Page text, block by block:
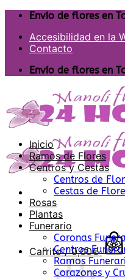
Saltar
contenido
Envío de flores en
Accesibilidad en la
Contacto
Envío de flores en
Carrito /0,00€
Inicio
Ramos de Flores
Centros y Cestas
Centros de
Cestas de
Rosas
Plantas
Funerario
Coronas
Centros
Ramos
Corazones y